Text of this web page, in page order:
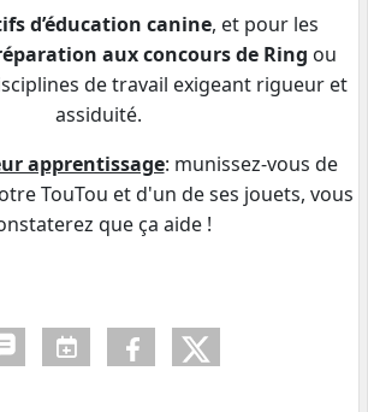
d’éducation canine, et pour les
aux concours de Ring ou
de travail exigeant rigueur et
assiduité.
apprentissage: munissez-vous de
TouTou et d'un de ses jouets, vous
que ça aide !